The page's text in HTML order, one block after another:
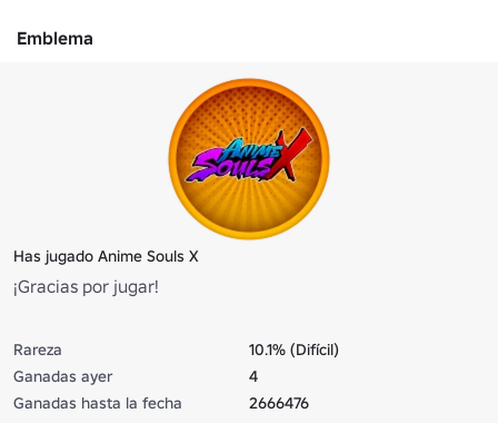
Emblema
Has jugado Anime Souls X
¡Gracias por jugar!
Rareza
10.1% (Difícil)
Ganadas ayer
4
Ganadas hasta la fecha
2666476